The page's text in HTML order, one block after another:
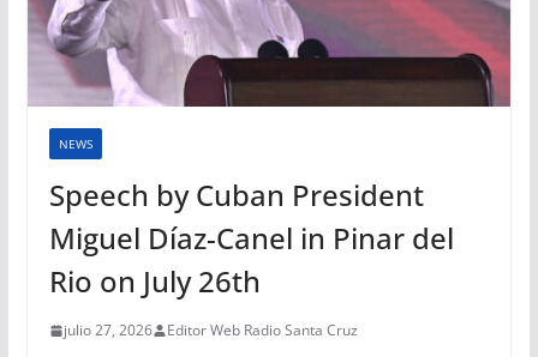
NEWS
Speech by Cuban President
Miguel Díaz-Canel in Pinar del
Rio on July 26th
julio 27, 2026 Editor Web Radio Santa Cruz